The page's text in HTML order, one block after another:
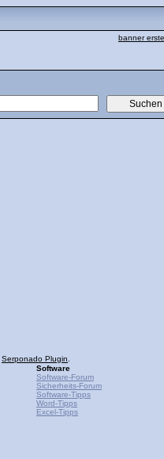
banner
Serponado Plugin
Software
Software-Forum
Sicherheits-Forum
Software-Tipps
Word-Tipps
Excel-Tipps